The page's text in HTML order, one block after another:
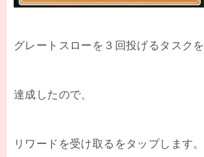
グレートスローを３回投げるタスクを
達成したので、
リワードを受け取るをタップします。